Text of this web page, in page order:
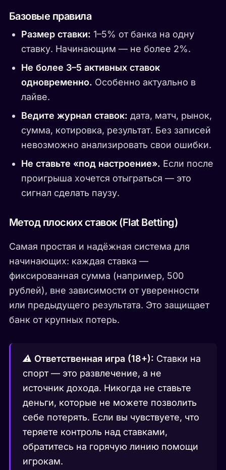
Базовые правила
Размер ставки: 1–5% от банка на одну
ставку. Начинающим — не более 2%.
Не более 3–5 активных ставок
одновременно. Особенно актуально в
лайве.
Ведите журнал ставок: дата, матч, рынок,
сумма, котировка, результат. Без записей
невозможно анализировать свои ошибки.
Не ставьте «под настроение». Если после
проигрыша хочется отыграться — это
сигнал сделать паузу.
Метод плоских ставок (Flat Betting)
Самая простая и надёжная система для
начинающих: каждая ставка —
фиксированная сумма (например, 500
рублей), вне зависимости от уверенности
или предыдущего результата. Это защищает
банк от крупных потерь.
⚠️ Ответственная игра (18+): Ставки на
спорт — это развлечение, а не
источник дохода. Никогда не ставьте
деньги, которые не можете позволить
себе потерять. Если вы чувствуете, что
теряете контроль над ставками,
обратитесь на горячую линию помощи
игрокам.